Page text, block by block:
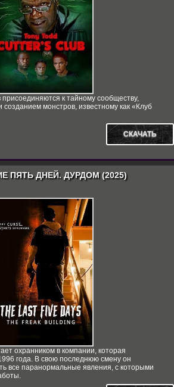
присоединяются к тайному сообществу,
монстров, известному как «Клуб
СКАЧАТЬ
ПЯТЬ ДНЕЙ. ДУРДОМ (2025)
охранником в компании, которая
года. В свою последнюю смену он
все паранормальные явления, с которыми